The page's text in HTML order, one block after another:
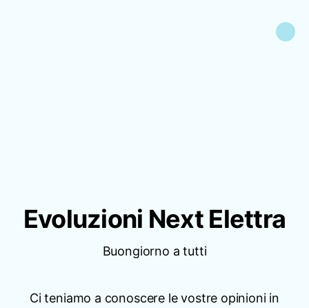
Evoluzioni Next Elettra
Buongiorno a tutti
Ci teniamo a conoscere le vostre opinioni in